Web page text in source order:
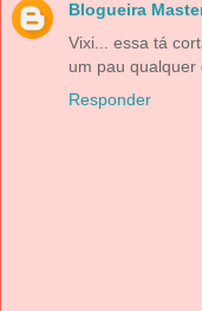
Blogueira
Vixi... essa tá
um pau qualquer
Responder